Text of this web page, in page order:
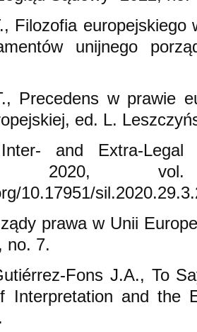
Filozofia
unijnego
Precedens w prawie
ed. L.
and Extra-Legal
2020,
10.17951/
prawa w Unii
no. 7.
Fons J.A., To
Interpretation and the